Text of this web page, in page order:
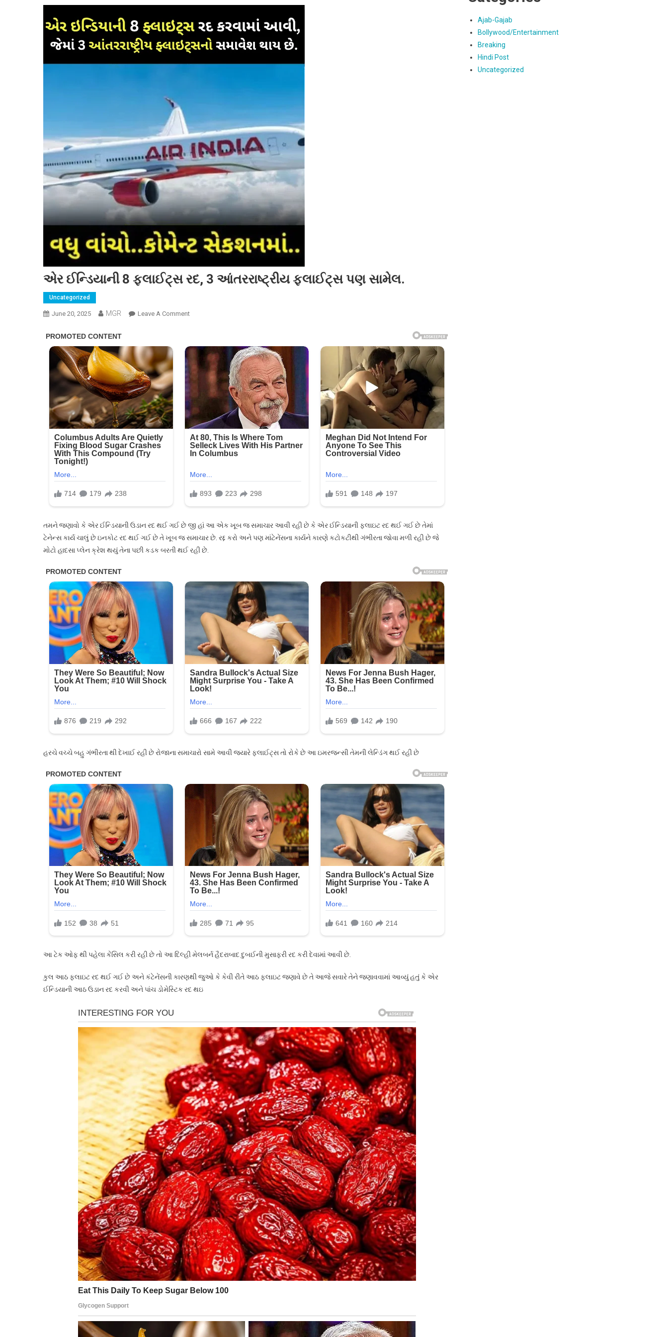
એર ઈન્ડિયાની 8 ફ્લાઈટ્સ રદ, 3 આંતરરાષ્ટ્રીય ફ્લાઈટ્સ પણ સામેલ.
Uncategorized
June 20, 2025 MGR Leave A CommentOn
8
ફ્લાઈટ્સ
પણ
સામેલ.
તમને જણાવો કે એર ઈન્ડિયાની ઉડાન રદ થઈ ગઈ છે જી હાં આ એક ખૂબ જ સમાચાર આવી રહી છે કે એર ઈન્ડિયાની ફ્લાઇટ રદ થઈ ગઈ છે તેમાં
ટેનેન્સ કાર્ય ચાલું છે ઇનકોટ રદ થઈ ગઈ છે તે ખૂબ જ સમાચાર છે. રદ્દ કરો અને પણ માંટેનેંસના કાર્યને કારણે કટોકટીથી ગંભીરતા જોવા મળી રહી છે જે
મોટો હાદસા પ્લેન ક્રેશ થયું તેના પછી કડક બરતી થઈ રહી છે.
હરચે વચ્ચે બહુ ગંભીરતા થી દેખાઈ રહી છે રોજાના સમાચારો સામે આવી જ્યારે ફ્લાઈટ્સ તો રોકે છે આ ઇમરજન્સી તેમની લેન્ડિંગ થઈ રહી છે
આ ટેક ઓફ થી પહેલા કેંસિલ કરી રહી છે તો આ દિલ્હી મેલબર્ન હૈદરાબાદ દુબઈની મુસાફરી રદ કરી દેવામાં આવી છે.
કુલ આઠ ફ્લાઇટ રદ થઈ ગઈ છે અને કંટેનેંસની કારણથી જુઓ કે કેવી રીતે આઠ ફ્લાઇટ જણાવે છે તે આજે સવારે તેને જણાવવામાં આવ્યું હતું કે એર
ઈન્ડિયાની આઠ ઉડાન રદ કરવી અને પાંચ ડોમેસ્ટિક રદ થઇ
Ajab-Gajab
Bollywood/Entertainment
Breaking
Hindi Post
Uncategorized